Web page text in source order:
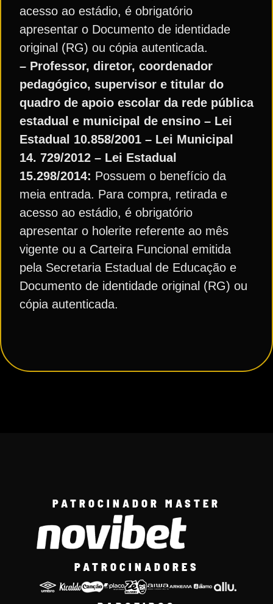
acesso ao estádio, é obrigatório
apresentar o Documento de identidade
original (RG) ou cópia autenticada.
– Professor, diretor, coordenador
pedagógico, supervisor e titular do
quadro de apoio escolar da rede pública
estadual e municipal de ensino – Lei
Estadual 10.858/2001 – Lei Municipal
14. 729/2012 – Lei Estadual
15.298/2014: Possuem o benefício da
meia entrada. Para compra, retirada e
acesso ao estádio, é obrigatório
apresentar o holerite referente ao mês
vigente ou a Carteira Funcional emitida
pela Secretaria Estadual de Educação e
Documento de identidade original (RG) ou
cópia autenticada.
PATROCINADOR MASTER
PATROCINADORES